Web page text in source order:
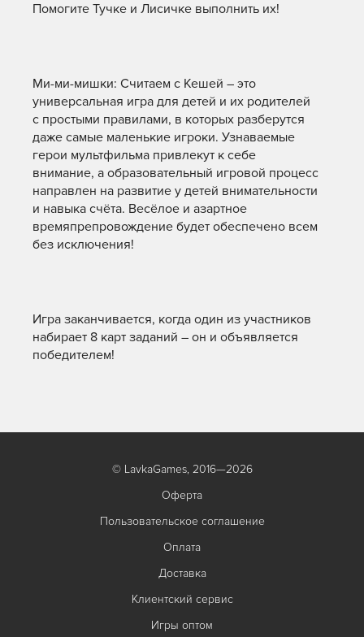
Помогите Тучке и Лисичке выполнить их!
Ми-ми-мишки: Считаем с Кешей – это
универсальная игра для детей и их родителей
с простыми правилами, в которых разберутся
даже самые маленькие игроки. Узнаваемые
герои мультфильма привлекут к себе
внимание, а образовательный игровой процесс
направлен на развитие у детей внимательности
и навыка счёта. Весёлое и азартное
времяпрепровождение будет обеспечено всем
без исключения!
Игра заканчивается, когда один из участников
набирает 8 карт заданий – он и объявляется
победителем!
© LavkaGames, 2016—2026
Оферта
Пользовательское соглашение
Оплата
Доставка
Клиентский сервис
Игры оптом